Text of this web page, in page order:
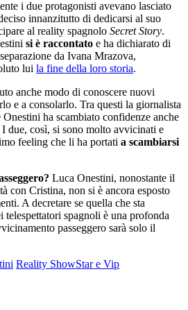
i due protagonisti avevano lasciato
innanzitutto di dedicarsi al suo
al reality spagnolo Secret Story.
si è raccontato e ha dichiarato di
da Ivana Mrazova,
lui la fine della loro storia.
anche modo di conoscere nuovi
e a consolarlo. Tra questi la giornalista
ha scambiato confidenze anche
I due, così, si sono molto avvicinati e
feeling che li ha portati a scambiarsi
Luca Onestini, nonostante il
con Cristina, non si è ancora esposto
A decretare se quella che sta
telespettatori spagnoli è una profonda
passeggero sarà solo il
Reality ShowStar e Vip